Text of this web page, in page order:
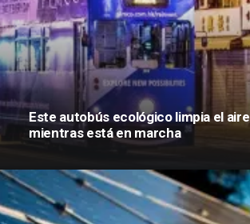
Este autobús ecológico limpia el aire
mientras está en marcha